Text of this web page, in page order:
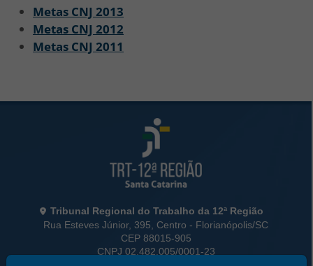
Metas CNJ 2013
Metas CNJ 2012
Metas CNJ 2011
Informações de Contato
Tribunal Regional do Trabalho da 12ª Região
Rua Esteves Júnior, 395, Centro - Florianópolis/SC
CEP 88015-905
CNPJ 02.482.005/0001-23